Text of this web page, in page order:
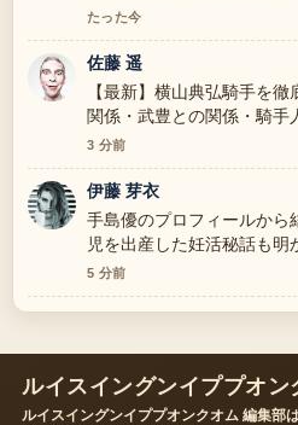
でも特に読みやすいです。
たった今
佐藤 遥
【最新】横山典弘騎手を
関係・武豊との関係・騎
落ち着いていて信頼できま
3 分前
伊藤 芽衣
手島優のプロフィールから
児を出産した妊活秘話も
続けてください。
5 分前
ルイスイングンイププオン
ルイスイングンイププオンクオム 編集部